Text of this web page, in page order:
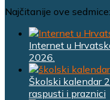
Najčitanije ove sedmice:
Internet u
2026.
Školski kalendar
raspusti i praznici